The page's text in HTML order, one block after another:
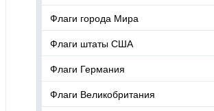
Флаги города Мира
Флаги штаты США
Флаги Германия
Флаги Великобритания